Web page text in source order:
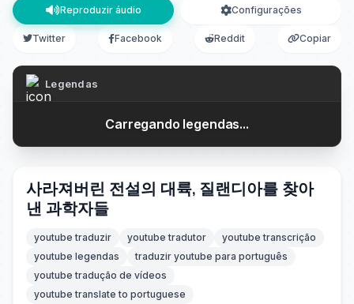
Reproduzir áudio Configurações
Twitter Facebook Reddit Copiar
Legendas
Carregando legendas...
사라져버린 전설의 대륙, 질랜디아를 찾아
낸 과학자들
youtube traduzir youtube tradutor
youtube transcrição
youtube legendas
traduzir youtube para português
youtube tradução de vídeos
youtube translate to portuguese